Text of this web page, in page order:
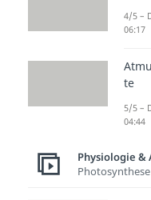
dies zu
im
werden
4/5 –
06:17
te
5/5 –
04:44
Physiologie &
Photosynthese